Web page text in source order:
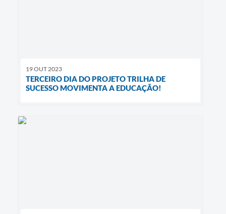
19 OUT 2023
TERCEIRO DIA DO PROJETO TRILHA DE
SUCESSO MOVIMENTA A EDUCAÇÃO!